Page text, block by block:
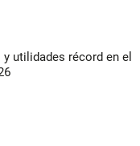
utilidades récord en el